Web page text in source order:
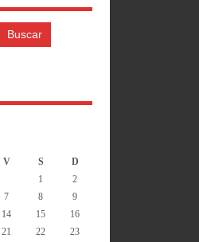
V S
D
1
2
7 8
9
14 15
16
21 22
23